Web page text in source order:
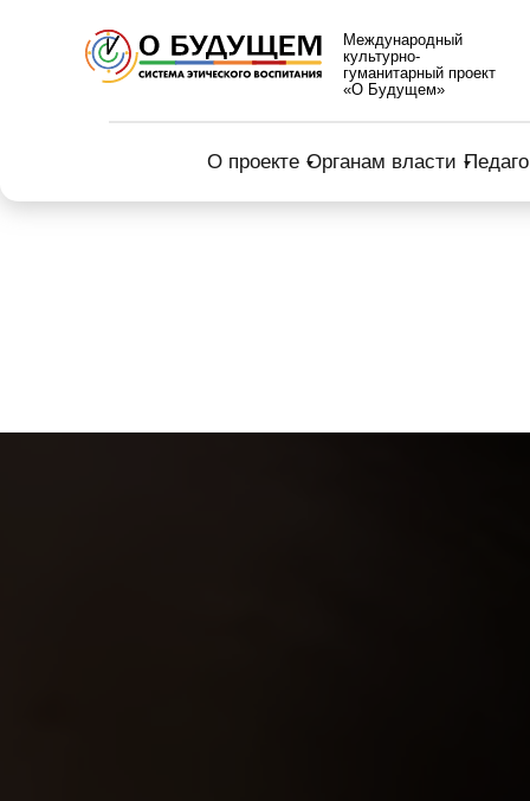
О проекте Органам власти
Международный
культурно-
гуманитарный проект
«О Будущем»